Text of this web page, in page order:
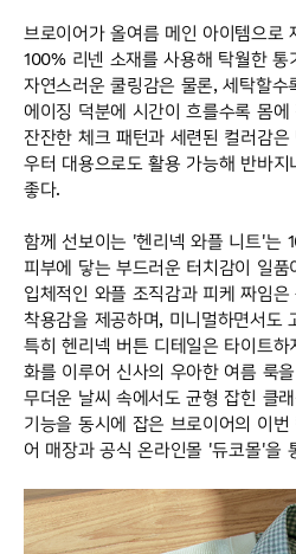
브로이어가 올여름 메인 아이템으로
100% 리넨 소재를 사용해 탁월한 통
자연스러운 쿨링감은 물론, 세탁할수
에이징 덕분에 시간이 흐를수록 몸
잔잔한 체크 패턴과 세련된 컬러감
우터 대용으로도 활용 가능해 반바
좋다.
함께 선보이는 '헨리넥 와플 니트'는
피부에 닿는 부드러운 터치감이 일품
입체적인 와플 조직감과 피케 짜임
착용감을 제공하며, 미니멀하면서도
특히 헨리넥 버튼 디테일은 타이트
화를 이루어 신사의 우아한 여름 룩
무더운 날씨 속에서도 균형 잡힌 클
기능을 동시에 잡은 브로이어의 이
어 매장과 공식 온라인몰 '듀코몰'을